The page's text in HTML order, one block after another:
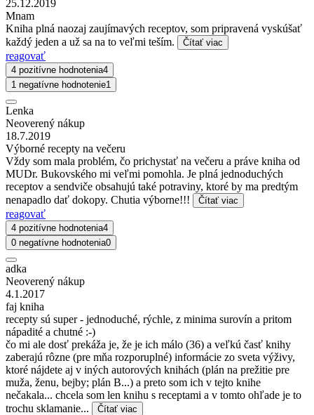
25.12.2019
Mnam
Kniha plná naozaj zaujímavých receptov, som pripravená vyskúšať
každý jeden a už sa na to veľmi teším.
Čítať viac
reagovať
4 pozitívne hodnotenia4
1 negatívne hodnotenie1
Lenka
Neoverený nákup
18.7.2019
Výborné recepty na večeru
Vždy som mala problém, čo prichystať na večeru a práve kniha od
MUDr. Bukovského mi veľmi pomohla. Je plná jednoduchých
receptov a sendviče obsahujú také potraviny, ktoré by ma predtým
nenapadlo dať dokopy. Chutia výborne!!!
Čítať viac
reagovať
4 pozitívne hodnotenia4
0 negatívne hodnotenia0
adka
Neoverený nákup
4.1.2017
faj kniha
recepty sú super - jednoduché, rýchle, z minima surovín a pritom
nápadité a chutné :-)
čo mi ale dosť prekáža je, že je ich málo (36) a veľkú časť knihy
zaberajú rôzne (pre mňa rozporuplné) informácie zo sveta výživy,
ktoré nájdete aj v iných autorových knihách (plán na prežitie pre
muža, ženu, bejby; plán B...) a preto som ich v tejto knihe
nečakala... chcela som len knihu s receptami a v tomto ohľade je to
trochu sklamanie...
Čítať viac